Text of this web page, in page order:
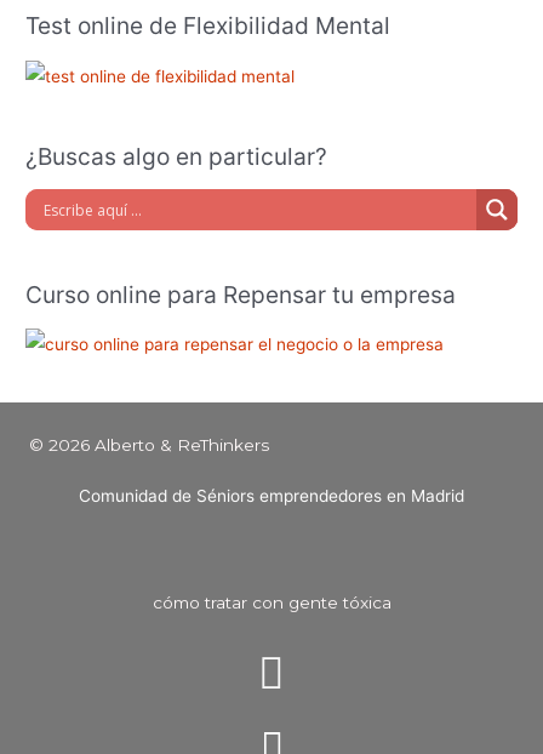
Test online de Flexibilidad Mental
¿Buscas algo en particular?
Curso online para Repensar tu empresa
© 2026 Alberto & ReThinkers
Comunidad de Séniors emprendedores en Madrid
cómo tratar con gente tóxica